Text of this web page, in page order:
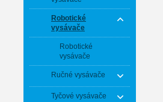
Robotické
vysávače
Robotické
vysávače
Ručné vysávače
Tyčové vysávače